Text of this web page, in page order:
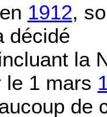
1912,
décidé
la
le 1 mars
de